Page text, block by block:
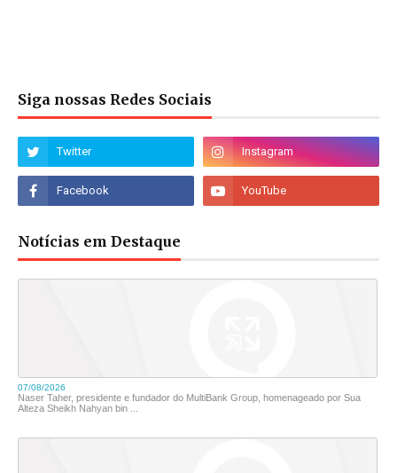
Siga nossas Redes Sociais
Notícias em Destaque